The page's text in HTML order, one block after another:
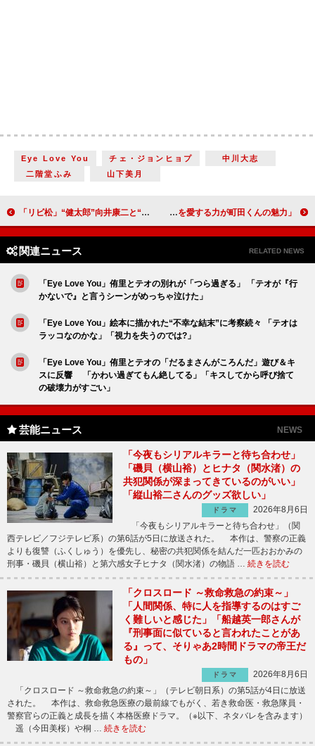
Eye Love You チェ・ジョンヒョプ
中川大志
二階堂ふみ
山下美月
「リビ松」“健太郎”向井康二と“朝子”黒川智花のキスに反響 「髪を切った健ちゃんがイケメン過ぎてキュンキュン」 少年忍者・川崎皇輝、「町田くんの世界」でミュージカル初主演 「人を愛する力が町田くんの魅力」
関連ニュース RELATED NEWS
「Eye Love You」侑里とテオの別れが「つら過ぎる」 「テオが『行
かないで』と言うシーンがめっちゃ泣けた」
「Eye Love You」絵本に描かれた“不幸な結末”に考察続々 「テオは
ラッコなのかな」「視力を失うのでは?」
「Eye Love You」侑里とテオの「だるまさんがころんだ」遊び＆キ
スに反響 「かわい過ぎてもん絶してる」「キスしてから呼び捨て
の破壊力がすごい」
芸能ニュース NEWS
「今夜もシリアルキラーと待ち合わせ」
「磯貝（横山裕）とヒナタ（関水渚）の
共犯関係が深まってきているのがいい」
「縦山裕二さんのグッズ欲しい」
ドラマ
2026年8月6日
「今夜もシリアルキラーと待ち合わせ」（関
西テレビ／フジテレビ系）の第6話が5日に放送された。 本作は、警察の正義
よりも復讐（ふくしゅう）を優先し、秘密の共犯関係を結んだ一匹おおかみの
刑事・磯貝（横山裕）と第六感女子ヒナタ（関水渚）の物語 … 続きを読む
「クロスロード ～救命救急の約束～」
「人間関係、特に人を指導するのはすご
く難しいと感じた」「船越英一郎さんが
『刑事面に似ていると言われたことがあ
る』って、そりゃあ2時間ドラマの帝王だ
もの」
ドラマ
2026年8月6日
「クロスロード ～救命救急の約束～」（テレビ朝日系）の第5話が4日に放送
された。 本作は、救命救急医療の最前線でもがく、若き救命医・救急隊員・
警察官らの正義と成長を描く本格医療ドラマ。（※以下、ネタバレを含みます）
遥（今田美桜）や桐 … 続きを読む